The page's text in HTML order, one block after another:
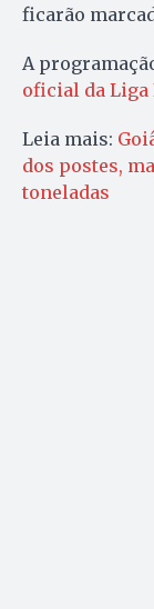
ficarão
A
oficial da Liga
Leia mais:
dos postes,
toneladas